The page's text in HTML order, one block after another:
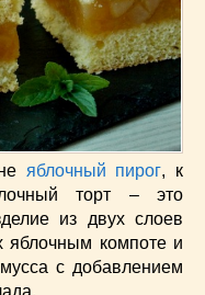
яблочный пирог, к
торт – это
из двух слоев
яблочным компоте и
с добавлением